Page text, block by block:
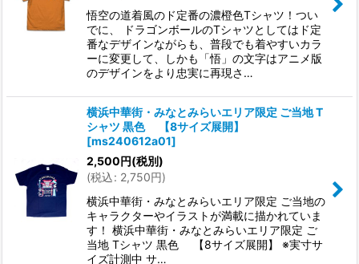
悟空の道着風のド定番の濃橙色Tシャツ！つい
でに、 ドラゴンボールのTシャツとしてはド定
番なデザインながらも、普段でも着やすいカラ
ーに変更して、しかも「悟」の文字はアニメ版
のデザインをより忠実に再現さ…
横浜中華街・みなとみらいエリア限定 ご当地 T
シャツ 黒色 【8サイズ展開】
[ms240612a01]
2,500円(税別)
(税込: 2,750円)
横浜中華街・みなとみらいエリア限定 ご当地の
キャラクターやイラストが満載に描かれていま
す！ 横浜中華街・みなとみらいエリア限定 ご
当地 Tシャツ 黒色 【8サイズ展開】 ※実寸サ
イズ計測中 サ…